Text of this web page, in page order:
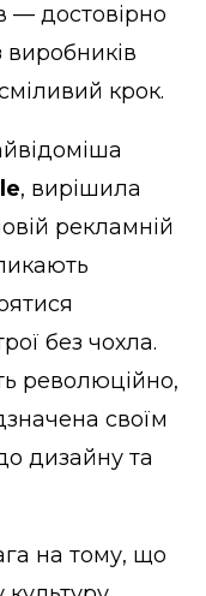
— достовірно
крок.
, вирішила
рекламній
без чохла.
революційно,
своїм
дизайну та
на тому, що